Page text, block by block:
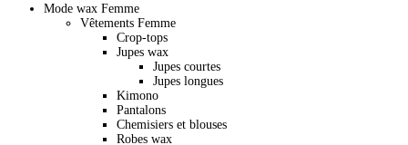
Mode wax Femme
Vêtements Femme
Crop-tops
Jupes wax
Jupes courtes
Jupes longues
Kimono
Pantalons
Chemisiers et blouses
Robes wax